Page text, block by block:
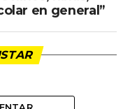
en general”